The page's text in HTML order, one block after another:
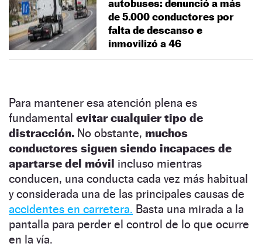
autobuses: denunció a más
de 5.000 conductores por
falta de descanso e
inmovilizó a 46
Para mantener esa atención plena es
fundamental evitar cualquier tipo de
distracción. No obstante, muchos
conductores siguen siendo incapaces de
apartarse del móvil incluso mientras
conducen, una conducta cada vez más habitual
y considerada una de las principales causas de
accidentes en carretera. Basta una mirada a la
pantalla para perder el control de lo que ocurre
en la vía.